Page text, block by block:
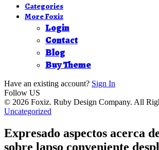
Categories
More Foxiz
Login
Contact
Blog
Buy Theme
Have an existing account? Sign In
Follow US
© 2026 Foxiz. Ruby Design Company. All
Uncategorized
Expresado aspectos acerca
sobre lapso conveniente